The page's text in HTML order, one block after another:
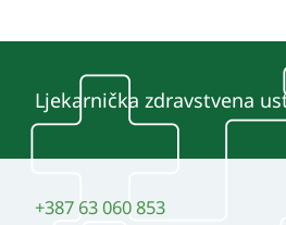
Ljekarnička zdravstvena
+387 63 060 853